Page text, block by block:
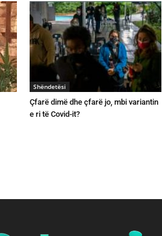
Shëndetësi
Çfarë dimë dhe çfarë jo, mbi variantin
e ri të Covid-it?